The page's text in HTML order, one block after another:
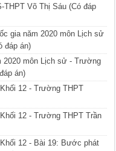
THPT Võ Thị Sáu (Có đáp
gia năm 2020 môn Lịch sử
đáp án)
2020 môn Lịch sử - Trường
án)
12 - Trường THPT
12 - Trường THPT Trần
12 - Bài 19: Bước phát